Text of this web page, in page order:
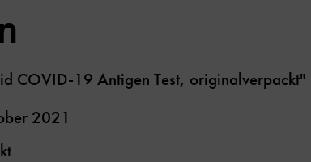
COVID-19 Antigen Test, originalverpackt"
2021